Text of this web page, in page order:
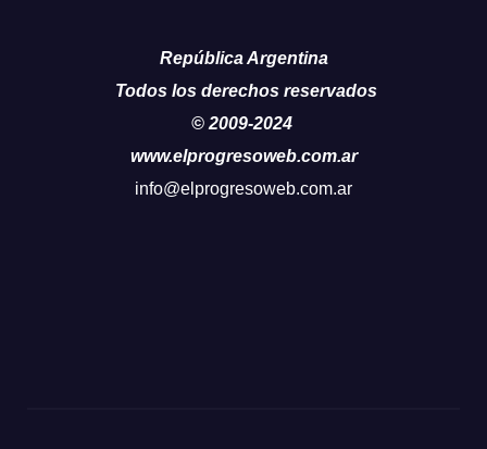
República Argentina
Todos los derechos reservados
© 2009-2024
www.elprogresoweb.com.ar
info@elprogresoweb.com.ar